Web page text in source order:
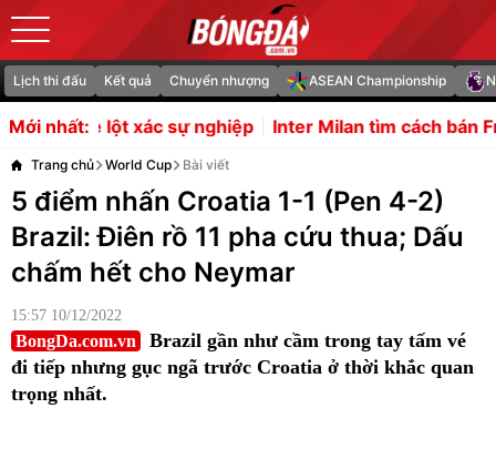
Lịch thi đấu Kết quả Chuyển nhượng ASEAN Championship
Mới nhất:
sự nghiệp Inter Milan tìm cách bán Frattesi, dọn
Trang chủ World Cup Bài viết
5 điểm nhấn Croatia 1-1 (Pen 4-2)
Brazil: Điên rồ 11 pha cứu thua; Dấu
chấm hết cho Neymar
15:57 10/12/2022
BongDa.com.vn
Brazil gần như cầm trong tay tấm vé
đi tiếp nhưng gục ngã trước Croatia ở thời khắc quan
trọng nhất.